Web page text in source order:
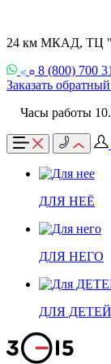
24 км МКАД, ТЦ
8 (800) 700
Заказать
Часы работы
ДЛЯ НЕЁ
ДЛЯ НЕГО
ДЛЯ ДЕТЕЙ